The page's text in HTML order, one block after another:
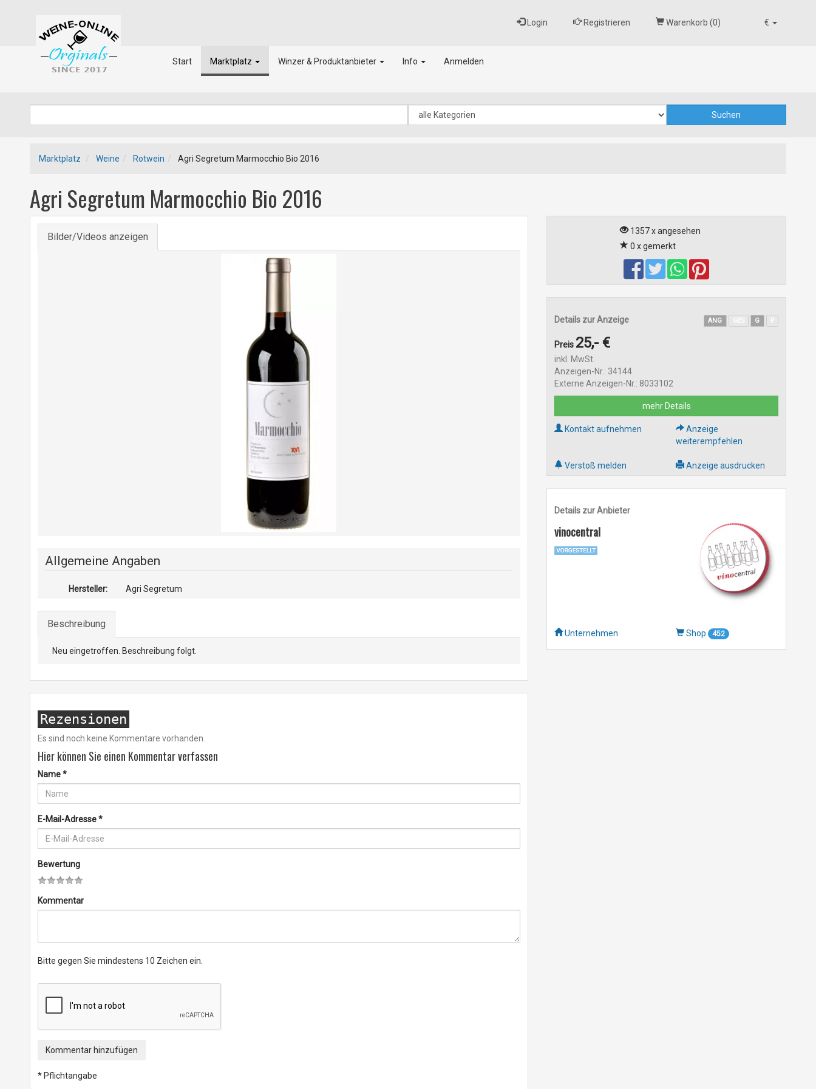
€
Login Registrieren Warenkorb (0)
Start Marktplatz Winzer & Produktanbieter Info Anmelden
Marktplatz Weine Rotwein Agri Segretum Marmocchio Bio 2016
Agri Segretum Marmocchio Bio 2016
Bilder/Videos anzeigen
Allgemeine Angaben
Hersteller: Agri Segretum
Beschreibung
Neu eingetroffen. Beschreibung folgt.
Rezensionen
Es sind noch keine Kommentare vorhanden.
Hier können Sie einen Kommentar verfassen
Name*
E-Mail-Adresse*
Bewertung
Kommentar
Bitte gegen Sie mindestens 10 Zeichen ein.
Kommentar hinzufügen
* Pflichtangabe
1357 x angesehen
0 x gemerkt
Details zur Anzeige ANG G
Preis 25,- €
inkl. MwSt.
Anzeigen-Nr.: 34144
Externe Anzeigen-Nr.: 8033102
mehr Details
Kontakt aufnehmen
Anzeige
weiterempfehlen
Verstoß melden Anzeige ausdrucken
Details zur Anbieter
vinocentral
Unternehmen Shop 452